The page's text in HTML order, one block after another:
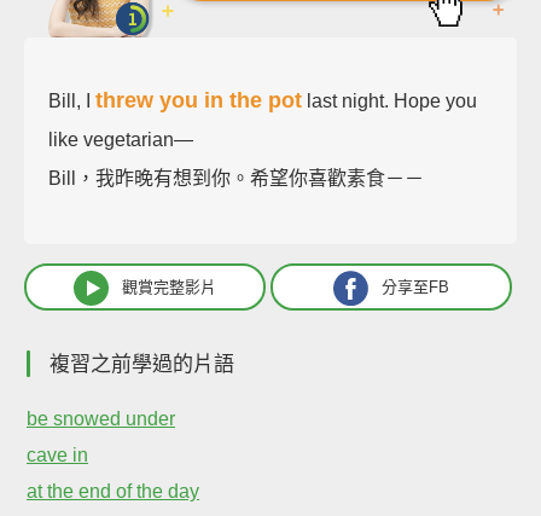
Bill, I threw you in the pot last night. Hope you
like vegetarian—
Bill，我昨晚有想到你。希望你喜歡素食－－
觀賞完整影片 分享至FB
複習之前學過的片語
be snowed under
cave in
at the end of the day